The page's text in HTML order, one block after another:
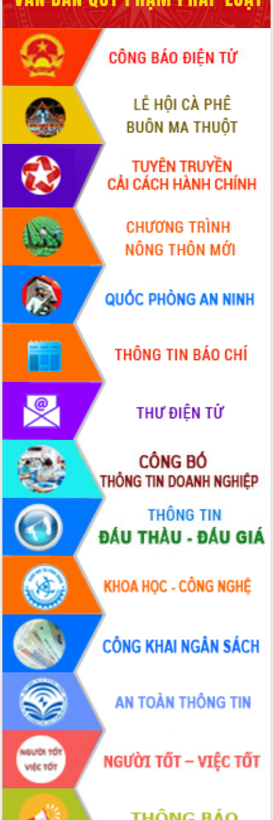
Hòn Yến phát triển du lịch gắn với bảo
tồn biển
Lấy ý kiến điều chỉnh Quy hoạch tỉnh
Đắk Lắk thời kỳ 2021-2030, tầm nhìn
đến năm 2050
Phát động chiến dịch 30 ngày đêm
giải phóng mặt bằng Tuyến đường bộ
Đắk Lắk nỗ lực thúc đẩy tăng trưởng
kinh tế từ 10% trở lên trong Quý
II/2026
Đắk Lắk ký kết thỏa thuận hợp tác về
chuyển đổi số giai đoạn 2026 – 2030
với Tập đoàn Bưu chính Viễn thông
Việt Nam
Thứ trưởng Bộ Y tế làm việc với tỉnh
Đắk Lắk về phát triển nhân lực y tế
cho trạm y tế cấp xã
Du lịch Đắk Lắk nâng tầm trải nghiệm
du khách thông qua Hệ thống cơ sở dữ
liệu và Bản đồ số
Tập huấn ứng dụng trí tuệ nhân tạo (AI)
trong thương mại điện tử năm 2026
Đoàn đại biểu Quốc hội tỉnh Đắk Lắk
trao đổi thông tin trước Kỳ họp thứ
nhất, Quốc hội khóa XVI
Quyết liệt cải cách hành chính, khơi
thông nguồn lực phát triển
Nâng cao hiệu lực, hiệu quả HĐND
tỉnh thông qua hiện đại hóa hành chính
Xã Ea Phê gắn cải cách hành chính với
chuyển đổi số
Phó Chủ tịch Thường trực UBND tỉnh
Hồ Thị Nguyên Thảo làm việc tại Trung
tâm Phục vụ hành chính công xã Ea
Phê
Xây dựng nền hành chính số đồng
hành cùng nông dân dân, doanh nghiệp
Giai đoạn 2026-2030, Đắk Lắk phấn
đấu có 77% xã đạt chuẩn nông thôn
mới
Chuyển đổi số 'mở đường' cho nông
nghiệp Đắk Lắk tăng trưởng bứt phá
Triển khai đồng bộ đo đạc, lập hồ sơ
địa chính, hoàn thiện cơ sở dữ liệu đất
Ứng dụng sinh trắc học - Bước tiến
trong hành trình chuyển đổi số tại Đắk
Lắk
Đắk Lắk nâng cao hiệu quả công tác
Đảng từ Sổ tay đảng viên điện tử
Đắk Lắk đẩy mạnh nuôi biển công
nghệ, hướng tới phát triển thủy sản
bền vững
Tập huấn nâng cao năng lực triển khai
chuyển đổi số cho cán bộ, công chức
cấp xã
Đắk Lắk phát động hưởng ứng Ngày
Quyền của người tiêu dùng Việt Nam
2026
Đẩy mạnh cải cách hành chính, quyết
tâm đạt được mục tiêu tăng trưởng